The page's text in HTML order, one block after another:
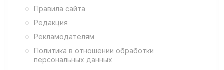
Правила сайта
Редакция
Рекламодателям
Политика в отношении обработки
персональных данных